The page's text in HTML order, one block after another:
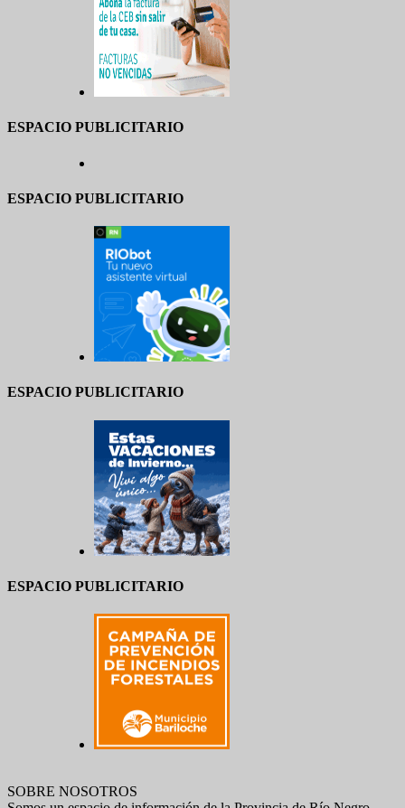
ESPACIO PUBLICITARIO
ESPACIO PUBLICITARIO
ESPACIO PUBLICITARIO
ESPACIO PUBLICITARIO
SOBRE NOSOTROS